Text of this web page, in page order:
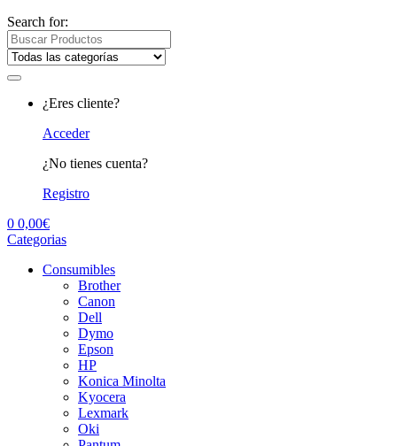
Search for:
¿Eres cliente?
Acceder
¿No tienes cuenta?
Registro
0 0,00€
Categorias
Consumibles
Brother
Canon
Dell
Dymo
Epson
HP
Konica Minolta
Kyocera
Lexmark
Oki